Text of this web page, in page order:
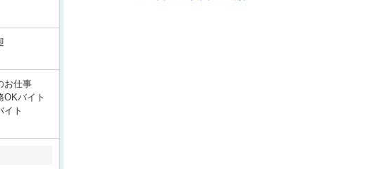
お仕事
OKバイト
イト